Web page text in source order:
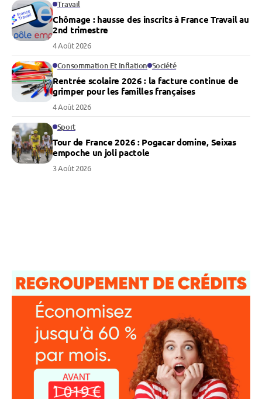
Travail
Chômage : hausse des inscrits à France Travail au
2nd trimestre
4 Août 2026
Consommation Et Inflation Société
Rentrée scolaire 2026 : la facture continue de
grimper pour les familles françaises
4 Août 2026
Sport
Tour de France 2026 : Pogacar domine, Seixas
empoche un joli pactole
3 Août 2026